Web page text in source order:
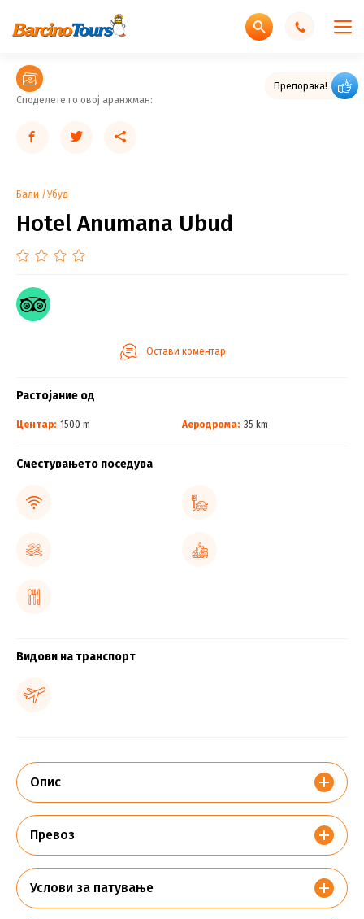
Препорака!
Споделете го овој аранжман:
Бали Убуд
Hotel Anumana Ubud
Остави коментар
Растојание од
Центар: 1500 m Аеродрома: 35 km
Сместувањето поседува
Видови на транспорт
Опис
Превоз
Услови за патување